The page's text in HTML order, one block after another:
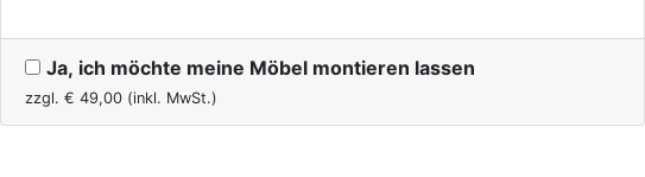
Ja, ich möchte meine Möbel montieren lassen
zzgl. € 49,00 (inkl. MwSt.)